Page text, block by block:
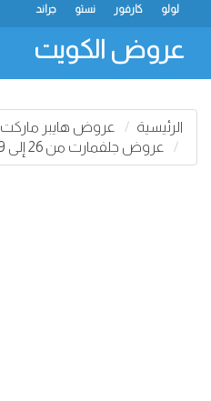
جراند نستو كارفور لولو
عروض الكويت
الرئيسية عروض هايبر ماركت
عروض جلفمارت من 26 إلى 29 مارس 2026